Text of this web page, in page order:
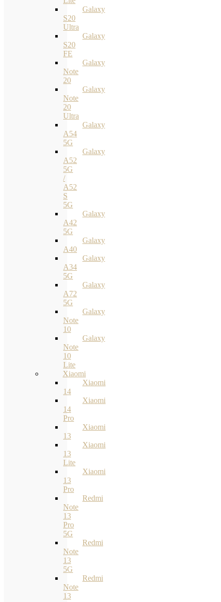
Galaxy
S20
Ultra
Galaxy
S20
FE
Galaxy
Note
20
Galaxy
Note
20
Ultra
Galaxy
A54
5G
Galaxy
A52
5G
/
A52
S
5G
Galaxy
A42
5G
Galaxy
A40
Galaxy
A34
5G
Galaxy
A72
5G
Galaxy
Note
10
Galaxy
Note
10
Lite
Xiaomi
Xiaomi
14
Xiaomi
14
Pro
Xiaomi
13
Xiaomi
13
Lite
Xiaomi
13
Pro
Redmi
Note
13
Pro
5G
Redmi
Note
13
5G
Redmi
Note
13